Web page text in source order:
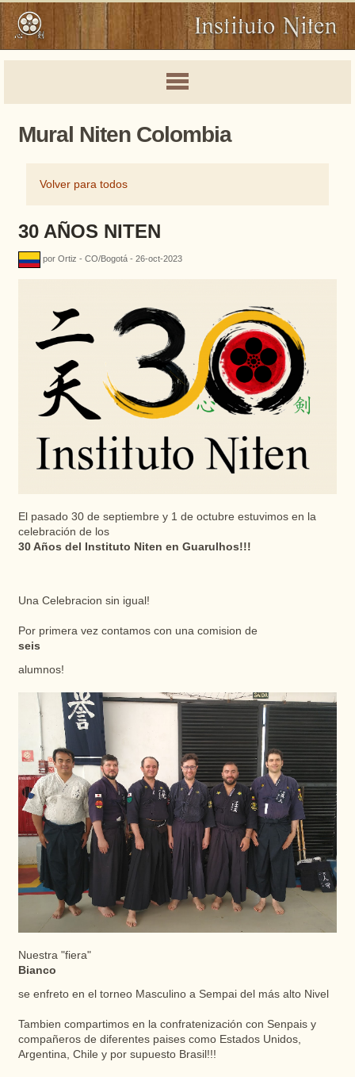
Mural Niten Colombia
Volver para todos
30 AÑOS NITEN
por Ortiz - CO/Bogotá - 26-oct-2023
El pasado 30 de septiembre y 1 de octubre estuvimos en la
celebración de los
30 Años del Instituto Niten en Guarulhos!!!
Una Celebracion sin igual!
Por primera vez contamos con una comision de
seis
alumnos!
Nuestra "fiera"
Bianco
se enfreto en el torneo Masculino a Sempai del más alto Nivel
Tambien compartimos en la confratenización con Senpais y
compañeros de diferentes paises como Estados Unidos,
Argentina, Chile y por supuesto Brasil!!!